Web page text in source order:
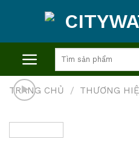
kiếm:
TRANG CHỦ / THƯƠNG